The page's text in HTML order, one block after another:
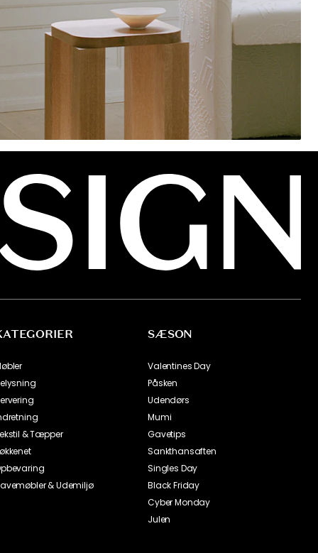
& Tæpper
& Udemiljø
SÆSON
Valentines Day
Påsken
Udendørs
Mumi
Gavetips
Sankthansaften
Singles Day
Black Friday
Cyber Monday
Julen